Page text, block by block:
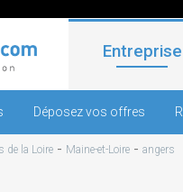
Entreprise
Déposez vos offres
de la Loire - Maine-et-Loire - angers